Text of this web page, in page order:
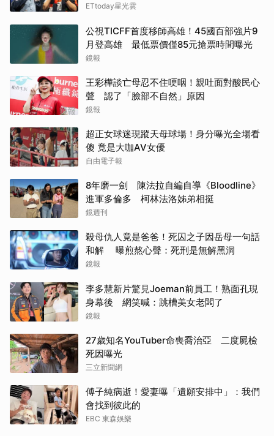
ETtoday星光雲
公視TICFF首度移師高雄！45國百部強片9
月登高雄 最低票價僅85元搶票時間曝光
鏡報
王彩樺談亡母忍不住哽咽！親吐面對酸民心
聲 認了「臉部不自然」原因
鏡報
超正女球迷現蹤天母球場！身分曝光全場看
傻 竟是大咖AV女優
自由電子報
8年磨一劍 陳法拉自編自導《Bloodline》
進軍多倫多 柯林法洛姊弟相挺
鏡週刊
殺母仇人竟是爸爸！死囚之子因岳母一句話
和解 曝煎熬心聲：死刑是無解黑洞
鏡報
李多慧新片驚見Joeman前員工！熟面孔現
身幕後 網笑喊：跳槽美女老闆了
鏡報
27歲知名YouTuber命喪喬治亞 二度屍檢
死因曝光
三立新聞網
傅子純病逝！愛妻曝「遺願安排中」：我們
會找到彼此的
EBC 東森娛樂